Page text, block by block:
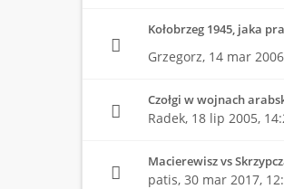
Kołobrzeg 1945, jaka
Grzegorz, 14 mar
Czołgi w wojnach
Radek, 18 lip 2005,
Macierewisz vs
patis, 30 mar 2017,